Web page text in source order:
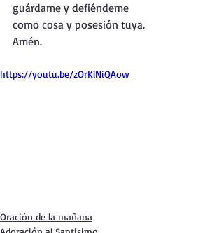
guárdame y defiéndeme
como cosa y posesión tuya.
Amén.
https://youtu.be/zOrKlNiQAow
Oración de la mañana